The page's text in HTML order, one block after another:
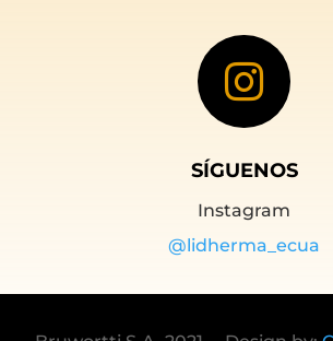

SÍGUENOS
Instagram
@lidherma_ecua